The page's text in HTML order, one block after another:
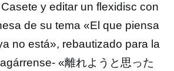
y editar un flexidisc con
de su tema «El que piensa
no está», rebautizado para la
«離れようと思った